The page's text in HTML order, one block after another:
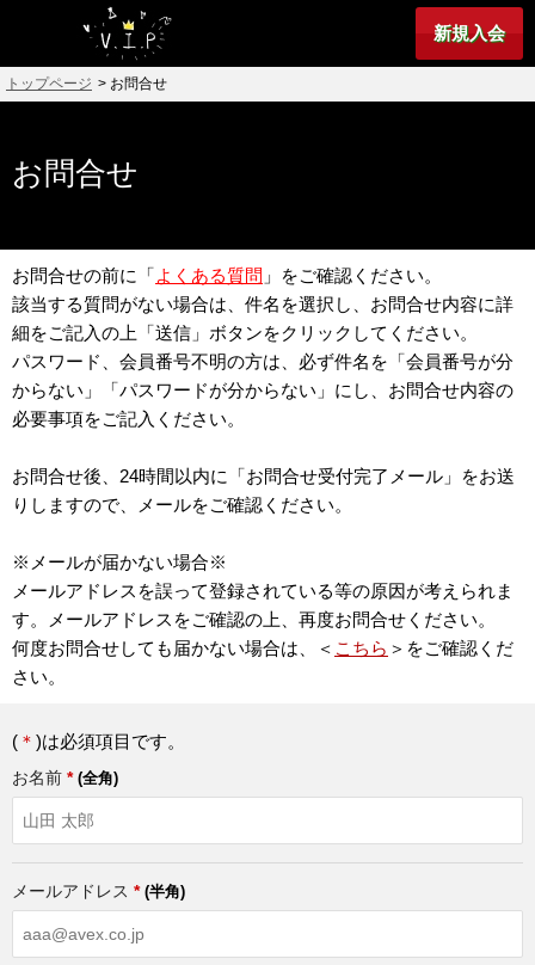
新規入会
トップページ > お問合せ
お問合せ
お問合せの前に「よくある質問 」をご確認ください。
該当する質問がない場合は、件名を選択し、お問合せ内容に詳
細をご記入の上「送信」ボタンをクリックしてください。
パスワード、会員番号不明の方は、必ず件名を「会員番号が分
からない」「パスワードが分からない」にし、お問合せ内容の
必要事項をご記入ください。
お問合せ後、24時間以内に「お問合せ受付完了メール」をお送
りしますので、メールをご確認ください。
※メールが届かない場合※
メールアドレスを誤って登録されている等の原因が考えられま
す。メールアドレスをご確認の上、再度お問合せください。
何度お問合せしても届かない場合は、＜ こちら ＞をご確認くだ
さい。
( ＊ )は必須項目です。
お名前 * (全角)
メールアドレス * (半角)